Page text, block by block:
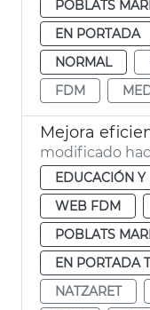
POBLATS
EN PORTADA
NORMAL
FDM
modificado
EDUCACIÓN Y
WEB FDM
POBLATS
EN PORTADA
NATZARET